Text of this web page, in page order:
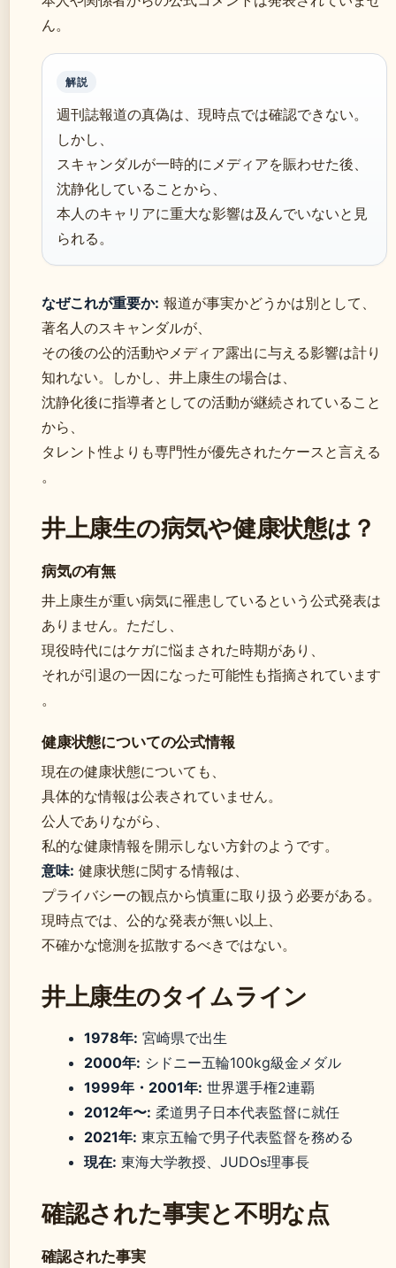
ん。
解説
週刊誌報道の真偽は、現時点では確認できない。
しかし、
スキャンダルが一時的にメディアを賑わせた後、
沈静化していることから、
本人のキャリアに重大な影響は及んでいないと見
られる。
なぜこれが重要か: 報道が事実かどうかは別として、
著名人のスキャンダルが、
その後の公的活動やメディア露出に与える影響は計り
知れない。しかし、井上康生の場合は、
沈静化後に指導者としての活動が継続されていること
から、
タレント性よりも専門性が優先されたケースと言える
。
井上康生の病気や健康状態は？
病気の有無
井上康生が重い病気に罹患しているという公式発表は
ありません。ただし、
現役時代にはケガに悩まされた時期があり、
それが引退の一因になった可能性も指摘されています
。
健康状態についての公式情報
現在の健康状態についても、
具体的な情報は公表されていません。
公人でありながら、
私的な健康情報を開示しない方針のようです。
意味: 健康状態に関する情報は、
プライバシーの観点から慎重に取り扱う必要がある。
現時点では、公的な発表が無い以上、
不確かな憶測を拡散するべきではない。
井上康生のタイムライン
1978年: 宮崎県で出生
2000年: シドニー五輪100kg級金メダル
1999年・2001年: 世界選手権2連覇
2012年〜: 柔道男子日本代表監督に就任
2021年: 東京五輪で男子代表監督を務める
現在: 東海大学教授、JUDOs理事長
確認された事実と不明な点
確認された事実